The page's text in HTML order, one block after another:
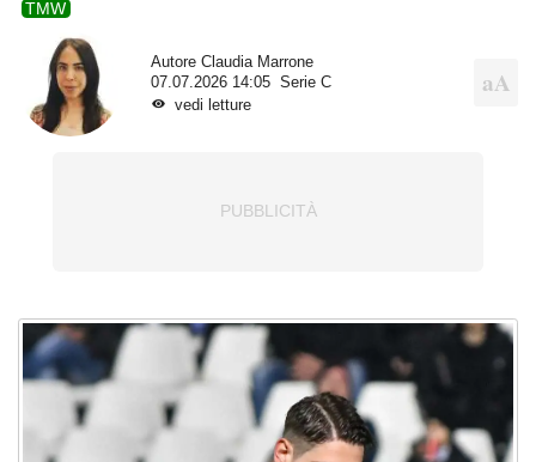
TMW
Autore Claudia Marrone
07.07.2026 14:05
Serie C
vedi letture